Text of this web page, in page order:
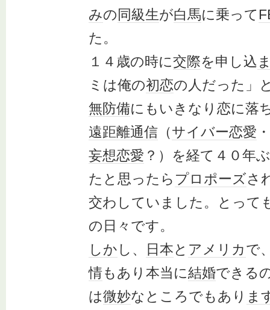
みの同級生が白馬に乗って
た。
１４歳の時に交際を申し込
ミは俺の初恋の人だった」
無防備にもいきなり恋に落
遠距離通信 （サイバー恋愛 ・
妄想恋愛 ？）を経て４０年
たと思ったら プロポーズさ
交わしていました。とって
の日々です。
しか し、 日本と アメリカで
情もあり本当に結婚できる
は微妙なところでもあり ま